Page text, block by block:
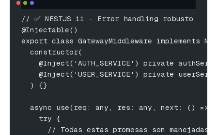
// ✅ NESTJS 11 - Error handling robusto
@Injectable()
export class GatewayMiddleware implements
  constructor(
@Inject('AUTH_SERVICE') private
@Inject('USER_SERVICE') private
  ) {}
async use(req: any, res: any, next: () =>
    try {
// Todas estas promesas son manejadas